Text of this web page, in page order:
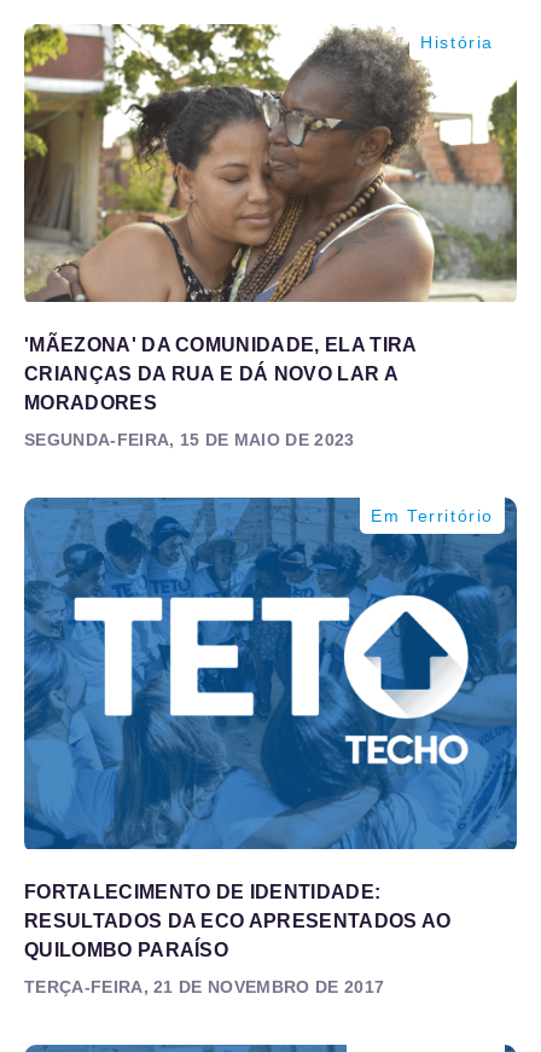
História
'MÃEZONA' DA COMUNIDADE, ELA TIRA
CRIANÇAS DA RUA E DÁ NOVO LAR A
MORADORES
SEGUNDA-FEIRA, 15 DE MAIO DE 2023
Em Território
FORTALECIMENTO DE IDENTIDADE:
RESULTADOS DA ECO APRESENTADOS AO
QUILOMBO PARAÍSO
TERÇA-FEIRA, 21 DE NOVEMBRO DE 2017